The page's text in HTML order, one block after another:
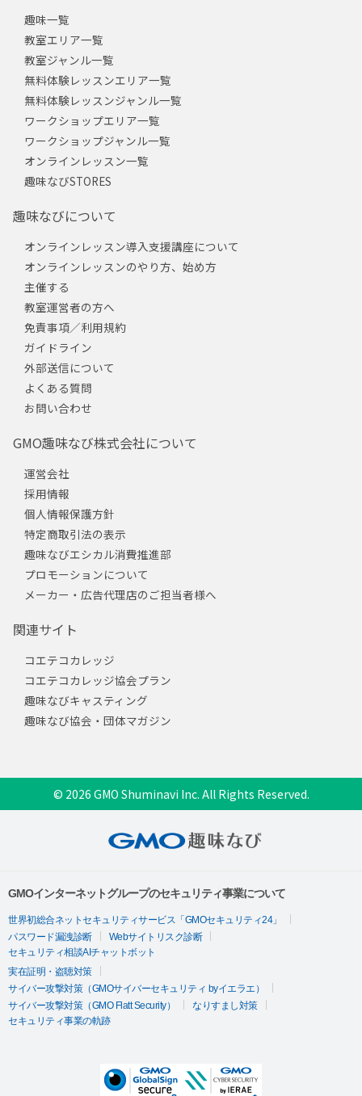
趣味一覧
教室エリア一覧
教室ジャンル一覧
無料体験レッスンエリア一覧
無料体験レッスンジャンル一覧
ワークショップエリア一覧
ワークショップジャンル一覧
オンラインレッスン一覧
趣味なびSTORES
趣味なびについて
オンラインレッスン導入支援講座について
オンラインレッスンのやり方、始め方
主催する
教室運営者の方へ
免責事項／利用規約
ガイドライン
外部送信について
よくある質問
お問い合わせ
GMO趣味なび株式会社について
運営会社
採用情報
個人情報保護方針
特定商取引法の表示
趣味なびエシカル消費推進部
プロモーションについて
メーカー・広告代理店のご担当者様へ
関連サイト
コエテコカレッジ
コエテコカレッジ協会プラン
趣味なびキャスティング
趣味なび協会・団体マガジン
© 2026 GMO Shuminavi Inc. All Rights Reserved.